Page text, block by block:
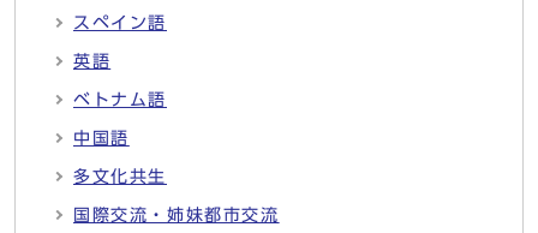
スペイン語
英語
ベトナム語
中国語
多文化共生
国際交流・姉妹都市交流